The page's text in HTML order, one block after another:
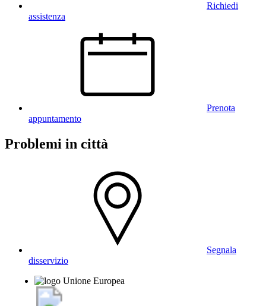
Richiedi
assistenza
Prenota
appuntamento
Problemi in città
Segnala
disservizio